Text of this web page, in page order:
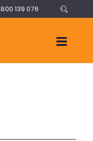
800 139 076